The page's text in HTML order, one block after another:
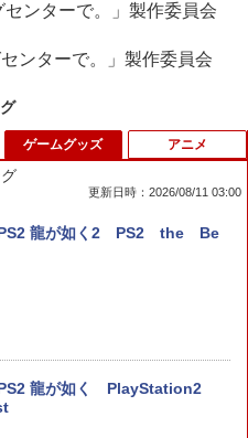
ンターで。」製作委員会
ンターで。」製作委員会
護フィルム スイッチ2 保護フ
フィルム Switch2 ガラ
ット カバー Switch 2 本体
ゲームグッズ
更新日時：2026/08/11 03:00
PS2 龍が如く2 PS2 the Be
PS2 龍が如く PlayStation2
アニメ